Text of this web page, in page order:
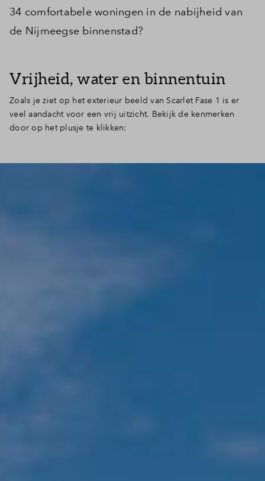
34 comfortabele woningen in de nabijheid van
de Nijmeegse binnenstad?
Vrijheid, water en binnentuin
Zoals je ziet op het exterieur beeld van Scarlet Fase 1 is er
veel aandacht voor een vrij uitzicht. Bekijk de kenmerken
door op het plusje te klikken: